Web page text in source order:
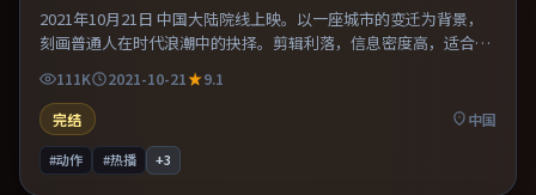
2021年10月21日 中国大陆院线上映。以一座城市的变迁为背景，
刻画普通人在时代浪潮中的抉择。剪辑利落，信息密度高，适合喜
欢烧脑与推理的观众。整体完成度较高，适合周末一口气看完。
111K 2021-10-21
9.1
完结
中国
#动作 #热播 +3